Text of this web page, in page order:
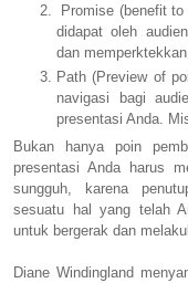
Promise (benefit
didapat oleh
dan
Path (Preview of
navigasi bagi
presentasi Anda.
Bukan hanya poin
presentasi Anda harus
sungguh, karena
sesuatu hal yang telah
untuk bergerak dan
Diane Windingland